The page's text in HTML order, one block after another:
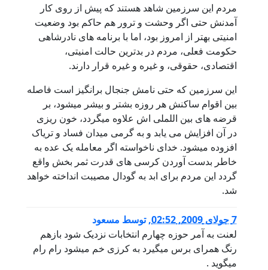
مردم این سرزمین شاهد هستند که پیش از روی کار
آمدنش حتی اگر وحشت و ترور هم حاکم بود وضعیت
امنیتی بهتر از امروز بود، اما با برنامه های نادرشاهی
حکومت فعلی، مردم در بدترین حالت امنیتی،
اقتصادی، حقوقی، و غیره و غیره قرار دارند.
این سرزمین که حتی نامش جنجال برانگیز است فاصله
بین اقوام ساکنش هر روزه بشتر و بیشر میشود، بر
قرضه های بین اللملی اش علاوه میگردد، خون ریزی
در آن افزایش می یابد و به گرمی میدان فساد و تریاک
افزوده میشود. خدای ناخواسته اگر معامله یک عده به
خاطر بدست آوردن کرسی های قدرت ثمر بخش واقع
گردد این مردم برای ابد به گودال مصیبت انداخته خواهد
شد.
7 جولای 2009, 02:52 ,توسط مسعود
لعنت به آمر حوزه چهارم انتخابات نزدیک شود بازهم
رنگ همرای برس میگیرد به کرزی خم میشود رام رام
میگوید .